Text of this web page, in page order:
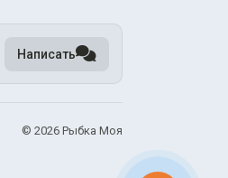
Написать
© 2026 Рыбка Моя